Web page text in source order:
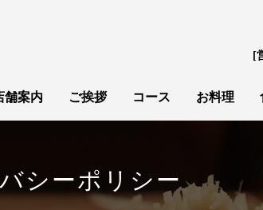
[
舗案内 ご挨拶 コース お料理
シーポリシー